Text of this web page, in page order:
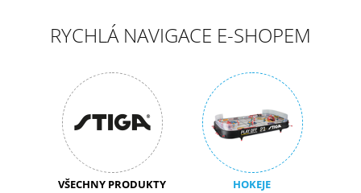
RYCHLÁ NAVIGACE E-SHOPEM
VŠECHNY PRODUKTY HOKEJE